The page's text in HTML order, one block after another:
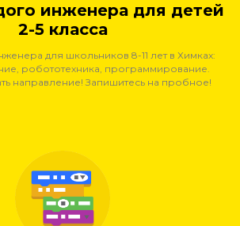
инженера для детей
2-5 класса
для школьников 8-11 лет в Химках:
робототехника, программирование.
направление! Запишитесь на пробное!